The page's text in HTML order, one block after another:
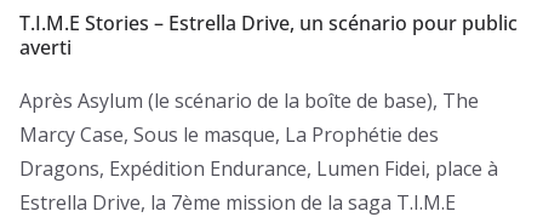
T.I.M.E Stories – Estrella Drive, un scénario pour public
averti
Après Asylum (le scénario de la boîte de base), The
Marcy Case, Sous le masque, La Prophétie des
Dragons, Expédition Endurance, Lumen Fidei, place à
Estrella Drive, la 7ème mission de la saga T.I.M.E